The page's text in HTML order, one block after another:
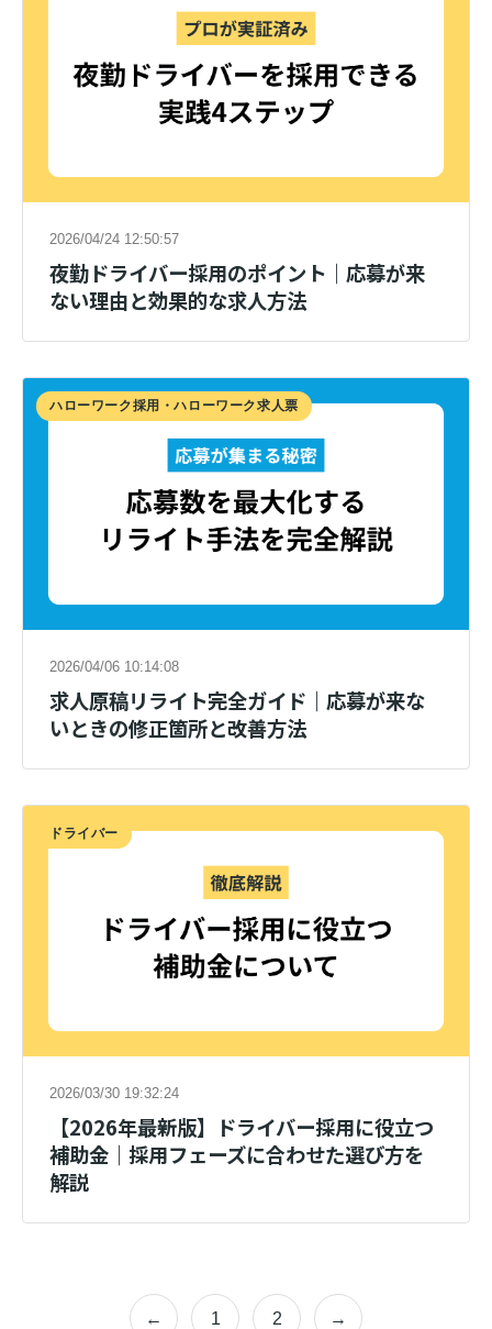
2026/04/24 12:50:57
夜勤ドライバー採用のポイント｜応募が来
ない理由と効果的な求人方法
ハローワーク採用・ハローワーク求人票
2026/04/06 10:14:08
求人原稿リライト完全ガイド｜応募が来な
いときの修正箇所と改善方法
ドライバー
2026/03/30 19:32:24
【2026年最新版】ドライバー採用に役立つ
補助金｜採用フェーズに合わせた選び方を
解説
← 1 2 →